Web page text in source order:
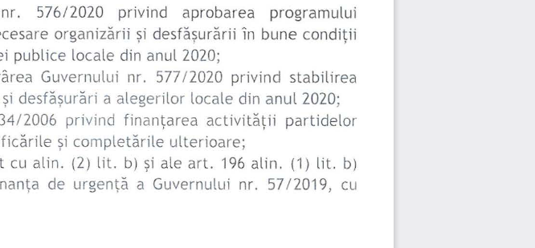
nr. 576/2020 privind aprobarea programului
organizării şi desfăşurării în bune condiţii
publice locale din anul 2020;
Guvernului nr. 577 / 2020 privind stabilirea
şi desfăşurări a alegerilor locale din anul 2020;
2006 privind fin anţarea activităţii
partidelor
şi completările ulterioare;
cu alin. (2) lit. b) şi ale art. 196 alin. (1) lit
b)
de urgenţă a  Guvernului nr. 5712019, cu